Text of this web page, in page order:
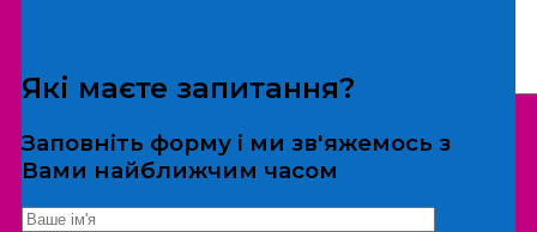
*Дані не передаються третім особам
Які маєте запитання?
Заповніть форму і ми зв'яжемось з
Вами найближчим часом